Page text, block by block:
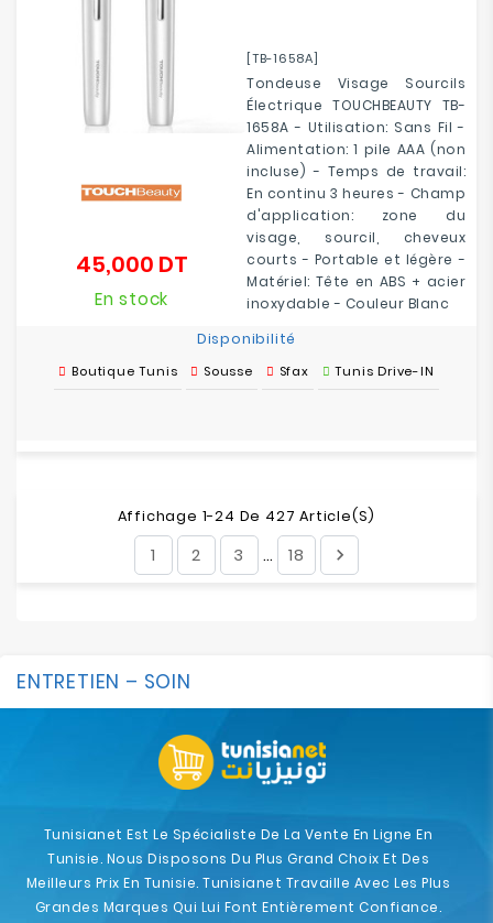
[TB-1658A]
Tondeuse Visage Sourcils
Électrique TOUCHBEAUTY TB-
1658A - Utilisation: Sans Fil -
Alimentation: 1 pile AAA (non
incluse) - Temps de travail:
En continu 3 heures - Champ
d'application: zone du
visage, sourcil, cheveux
courts - Portable et légère -
Matériel: Tête en ABS + acier
inoxydable - Couleur Blanc
45,000 DTPrix
En stock
Disponibilité
Boutique Tunis Sousse Sfax Tunis Drive-IN
Affichage 1-24 De 427 Article(s)
1 2 3 … 18 
ENTRETIEN – SOIN
Tunisianet Est Le Spécialiste De La Vente En Ligne En
Tunisie. Nous Disposons Du Plus Grand Choix Et Des
Meilleurs Prix En Tunisie. Tunisianet Travaille Avec Les Plus
Grandes Marques Qui Lui Font Entièrement Confiance.